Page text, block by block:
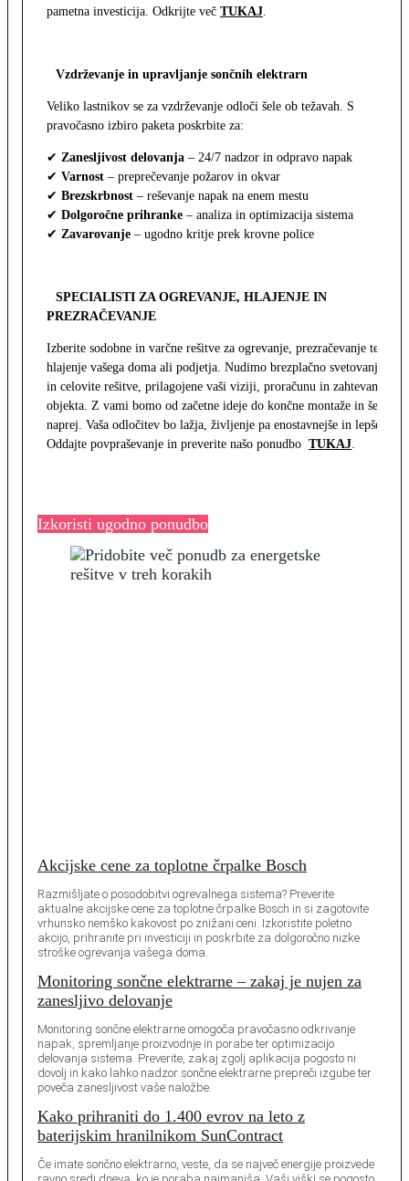
pametna investicija. Odkrijte več TUKAJ
Vzdrževanje in upravljanje sončnih elektrarn
Veliko lastnikov se za vzdrževanje odloči šele ob težavah. S
pravočasno izbiro paketa poskrbite za:
✔ Zanesljivost delovanja – 24/7 nadzor in odpravo napak
✔ Varnost – preprečevanje požarov in okvar
✔ Brezskrbnost – reševanje napak na enem mestu
✔ Dolgoročne prihranke – analiza in optimizacija sistema
✔ Zavarovanje – ugodno kritje prek krovne police
SPECIALISTI ZA OGREVANJE, HLAJENJE IN
PREZRAČEVANJE
Izberite sodobne in varčne rešitve za ogrevanje, prezračevanje ter
hlajenje vašega doma ali podjetja. Nudimo brezplačno svetovanje
in celovite rešitve, prilagojene vaši viziji, proračunu in zahtevam
objekta. Z vami bomo od začetne ideje do končne montaže in še
naprej. Vaša odločitev bo lažja, življenje pa enostavnejše in lepše.
Oddajte povpraševanje in preverite našo ponudbo TUKAJ
Izkoristi ugodno ponudbo
Akcijske cene za toplotne črpalke Bosch
Razmišljate o posodobitvi ogrevalnega sistema? Preverite
aktualne akcijske cene za toplotne črpalke Bosch in si zagotovite
vrhunsko nemško kakovost po znižani ceni. Izkoristite poletno
akcijo, prihranite pri investiciji in poskrbite za dolgoročno nizke
stroške ogrevanja vašega doma.
Monitoring sončne elektrarne – zakaj je nujen za
zanesljivo delovanje
Monitoring sončne elektrarne omogoča pravočasno odkrivanje
napak, spremljanje proizvodnje in porabe ter optimizacijo
delovanja sistema. Preverite, zakaj zgolj aplikacija pogosto ni
dovolj in kako lahko nadzor sončne elektrarne prepreči izgube ter
poveča zanesljivost vaše naložbe.
Kako prihraniti do 1.400 evrov na leto z
baterijskim hranilnikom SunContract
Če imate sončno elektrarno, veste, da se največ energije proizvede